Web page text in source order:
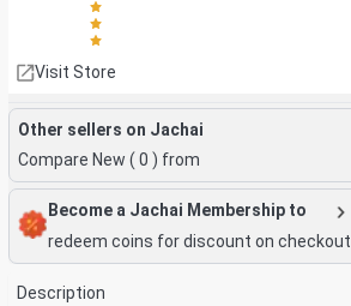
Visit Store
Other sellers on Jachai
Compare New ( 0 ) from
Become a Jachai Membership to
redeem coins for discount on checkout
Description